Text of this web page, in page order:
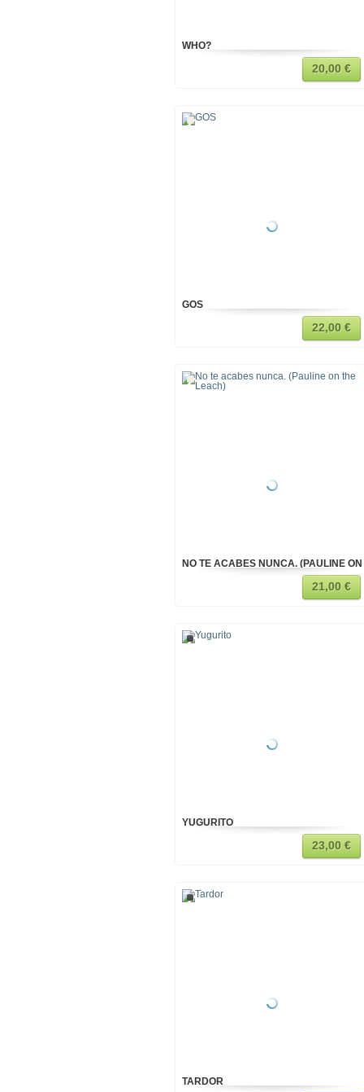
WHO?
20,00 €
GOS
22,00 €
NO TE ACABES NUNCA. (PAULINE
21,00 €
YUGURITO
23,00 €
TARDOR